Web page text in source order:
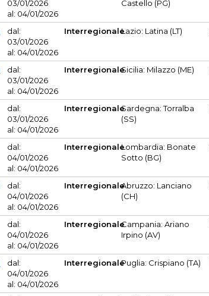
03/01/2026
al: 04/01/2026
Castello (PG)
dal:
03/01/2026
al: 04/01/2026
InterregionaleLazio: Latina (LT)
dal:
03/01/2026
al: 04/01/2026
InterregionaleSicilia: Milazzo (ME)
dal:
03/01/2026
al: 04/01/2026
InterregionaleSardegna: Torralba
(SS)
dal:
04/01/2026
al: 04/01/2026
InterregionaleLombardia: Bonate
Sotto (BG)
dal:
04/01/2026
al: 04/01/2026
InterregionaleAbruzzo: Lanciano
(CH)
dal:
04/01/2026
al: 04/01/2026
InterregionaleCampania: Ariano
Irpino (AV)
dal:
04/01/2026
al: 04/01/2026
InterregionalePuglia: Crispiano (TA)